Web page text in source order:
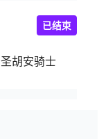
圣胡安骑士
已结束